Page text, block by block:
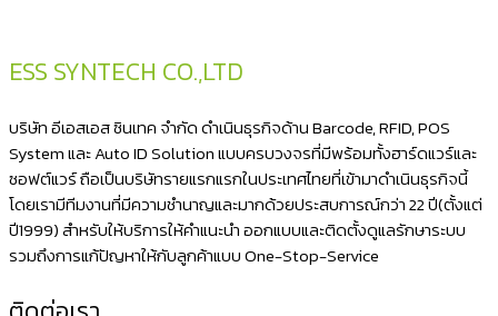
ESS SYNTECH CO.,LTD
บริษัท อีเอสเอส ซินเทค จำกัด ดำเนินธุรกิจด้าน Barcode, RFID, POS
System และ Auto ID Solution แบบครบวงจรที่มีพร้อมทั้งฮาร์ดแวร์และ
ซอฟต์แวร์ ถือเป็นบริษัทรายแรกแรกในประเทศไทยที่เข้ามาดำเนินธุรกิจนี้
โดยเรามีทีมงานที่มีความชำนาญและมากด้วยประสบการณ์กว่า 22 ปี(ตั้งแต่
ปี1999) สำหรับให้บริการให้คำแนะนำ ออกแบบและติดตั้งดูแลรักษาระบบ
รวมถึงการแก้ปัญหาให้กับลูกค้าแบบ One-Stop-Service